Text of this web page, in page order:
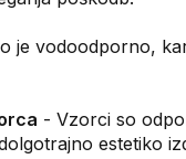
je vodoodporno,
- Vzorci so
estetiko